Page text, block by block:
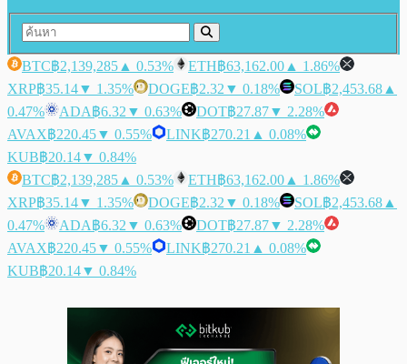
BTC฿2,139,285 ▲ 0.53% ETH฿63,162.00 ▲ 1.86%
XRP฿35.14▼ 1.35% DOGE฿2.32 ▼ 0.18% SOL฿2,453.68 ▲
0.47%
ADA฿6.32 ▼ 0.63% DOT฿27.87▼ 2.28%
AVAX฿220.45▼ 0.55% LINK฿270.21 ▲ 0.08%
KUB฿20.14▼ 0.84%
BTC฿2,139,285 ▲ 0.53% ETH฿63,162.00 ▲ 1.86%
XRP฿35.14▼ 1.35% DOGE฿2.32 ▼ 0.18% SOL฿2,453.68 ▲
0.47%
ADA฿6.32 ▼ 0.63% DOT฿27.87▼ 2.28%
AVAX฿220.45▼ 0.55% LINK฿270.21 ▲ 0.08%
KUB฿20.14▼ 0.84%